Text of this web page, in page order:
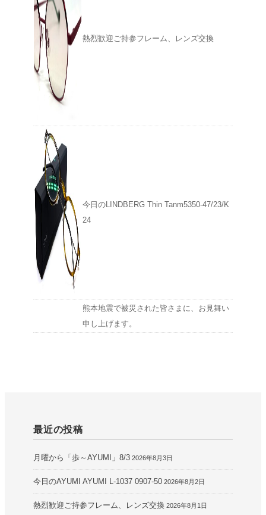
熱烈歓迎ご持参フレーム、レンズ交換
今日のLINDBERG Thin Tanm5350-47/23/K
24
熊本地震で被災された皆さまに、お見舞い
申し上げます。
最近の投稿
月曜から「歩～AYUMI」8/3 2026年8月3日
今日のAYUMI AYUMI L-1037 0907-50 2026年8月2日
熱烈歓迎ご持参フレーム、レンズ交換 2026年8月1日